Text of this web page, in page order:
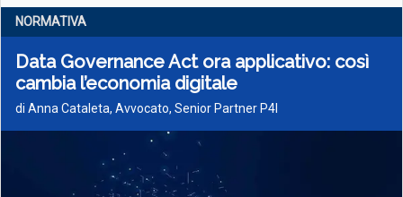
NORMATIVA
Data Governance Act ora applicativo: così
cambia l’economia digitale
di Anna Cataleta, Avvocato, Senior Partner P4I